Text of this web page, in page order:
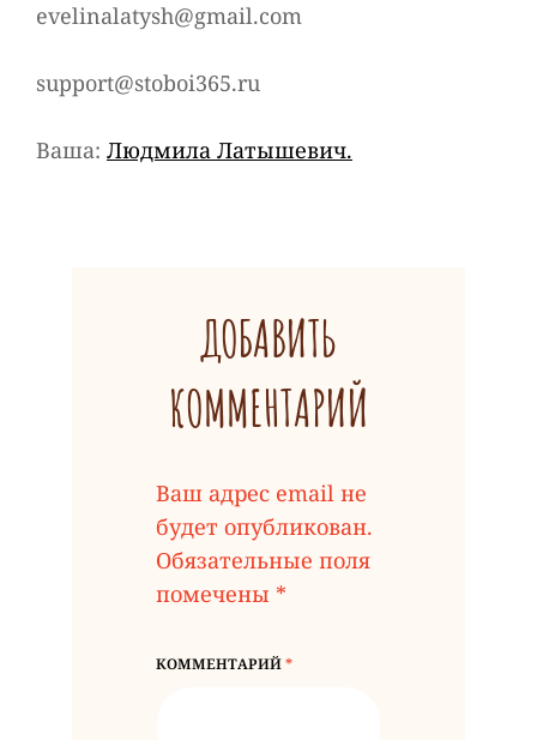
evelinalatysh@gmail.com
support@stoboi365.ru
Ваша: Людмила Латышевич.
ДОБАВИТЬ
КОММЕНТАРИЙ
Ваш адрес email не
будет опубликован.
Обязательные поля
помечены *
КОММЕНТАРИЙ*